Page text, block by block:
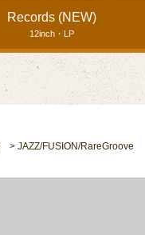
Records (NEW)
12inch・LP
> JAZZ/FUSION/RareGroove